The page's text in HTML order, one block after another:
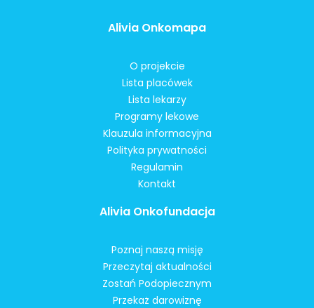
Alivia Onkomapa
O projekcie
Lista placówek
Lista lekarzy
Programy lekowe
Klauzula informacyjna
Polityka prywatności
Regulamin
Kontakt
Alivia Onkofundacja
Poznaj naszą misję
Przeczytaj aktualności
Zostań Podopiecznym
Przekaż darowiznę